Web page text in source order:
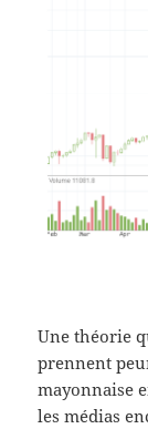
Une théorie
prennent
mayonnaise
les médias